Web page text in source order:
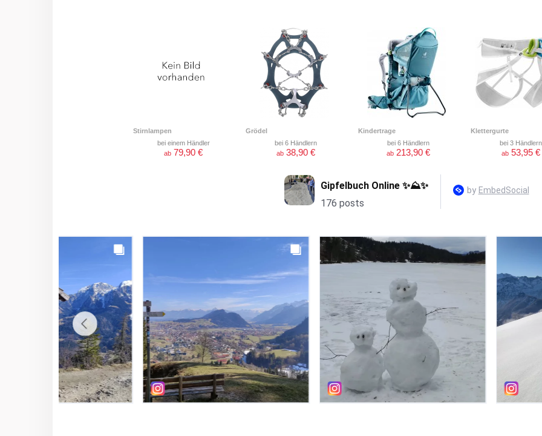
Stirnlampen
bei einem Händler
ab 79,90 €
Grödel
bei 6 Händlern
ab 38,90 €
Kindertrage
bei 6 Händlern
ab 213,90 €
Klettergurte
bei 3 Händlern
ab 53,95 €